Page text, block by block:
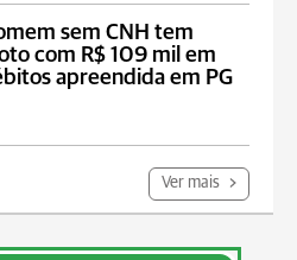
sem CNH tem
com R$ 109 mil em
apreendida em PG
Ver mais